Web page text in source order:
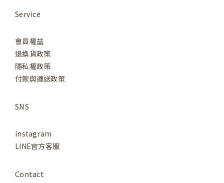
Service
會員權益
退換貨政策
隱私權政策
付款與運送政策
SNS
instagram
LINE官方客服
Contact